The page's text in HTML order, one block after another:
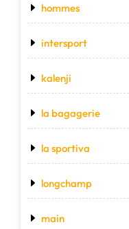
hommes
intersport
kalenji
la bagagerie
la sportiva
longchamp
main